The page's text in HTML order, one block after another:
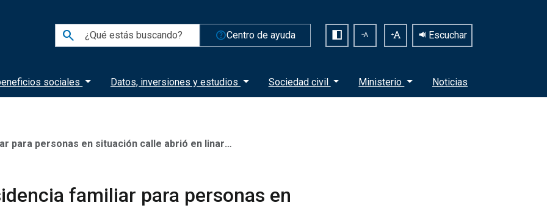
search help_outlineCentro de ayuda Escuchar
sociales Datos, inversiones y estudios Sociedad civil Ministerio Noticias
para personas en situación calle abrió en linares
familiar para personas en